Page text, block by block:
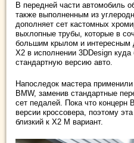
В передней части автомобиль
также выполненным из
дополняет сет кастомных
выхлопные трубы, которые в
большим крылом и интересным
X2 в исполнении 3DDesign
стандартную версию авто.
Напоследок мастера
BMW, заменив стандартные
сет педалей. Пока что концерн
версии кроссовера, поэтому
близкий к X2 M вариант.